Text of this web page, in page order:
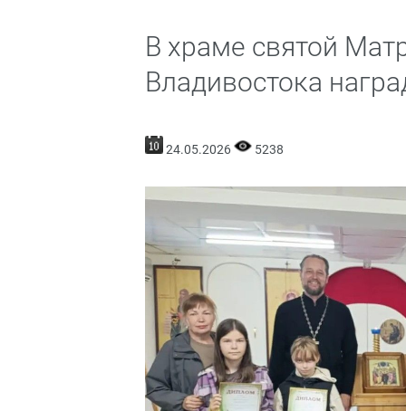
В храме святой
Владивостока
24.05.2026 5238